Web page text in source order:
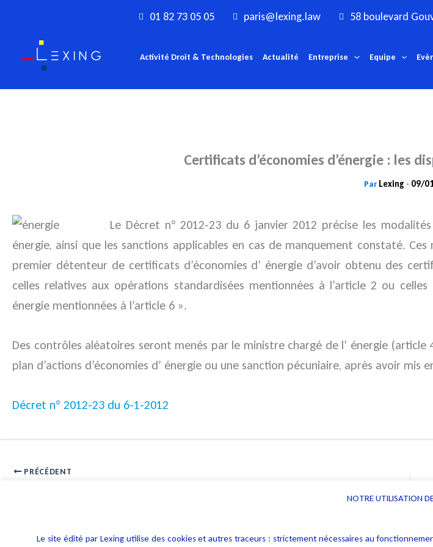
contenu
01 82 73 05 05 paris@lexing.law 58 boulevard
Activité Droit & Technologies Actualité Entreprise Equipe
Certificats d’économies d’énergie : les
Par Lexing - 09/
Le Décret n° 2012-23 du 6 janvier 2012 précise les
énergie, ainsi que les sanctions applicables en cas de manquement constaté.
premier détenteur de certificats d’économies d’ énergie d’avoir obtenu des
celles relatives aux opérations standardisées mentionnées à l’article 2 ou
énergie mentionnées à l’article 6 ».
Des contrôles aléatoires seront menés par le ministre chargé de l’ énergie
plan d’actions d’économies d’ énergie ou une sanction pécuniaire, après avoir
Décret n° 2012-23 du 6-1-2012
PRÉCÉDENT
NOTRE UTILISATION
Le site édité par Lexing utilise des cookies et autres traceurs : strictement nécessaires au